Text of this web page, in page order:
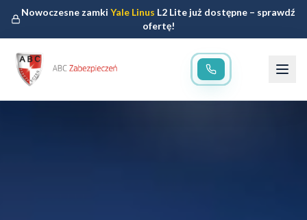
Nowoczesne zamkiYale Linus L2 Lite już dostępne – sprawdź
ofertę!